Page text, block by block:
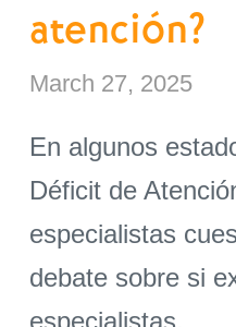
atención?
March 27, 2025
En algunos
Déficit de
especialistas
debate sobre si